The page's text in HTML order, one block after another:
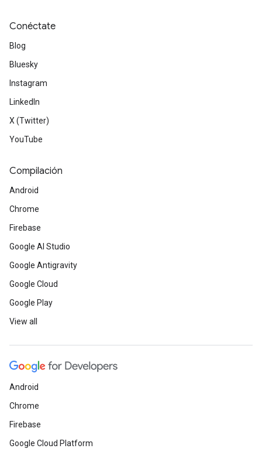
Conéctate
Blog
Bluesky
Instagram
LinkedIn
X (Twitter)
YouTube
Compilación
Android
Chrome
Firebase
Google AI Studio
Google Antigravity
Google Cloud
Google Play
View all
Android
Chrome
Firebase
Google Cloud Platform